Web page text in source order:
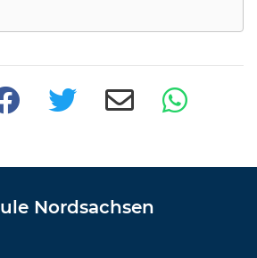
Nordsachsen